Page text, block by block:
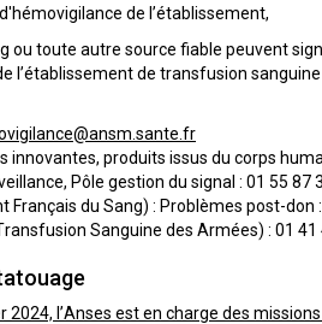
de l’établissement,
ou toute autre source fiable peuvent
l’établissement de transfusion
innovantes, produits issus du corps
Pôle gestion du signal : 01 55 87
Français du Sang) : Problèmes post-don :
Sanguine des Armées) : 01 41
2024, l’Anses est en charge des